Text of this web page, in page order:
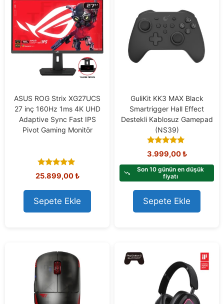
ASUS ROG Strix XG27UCS
27 inç 160Hz 1ms 4K UHD
Adaptive Sync Fast IPS
Pivot Gaming Monitör
5.00
out of 5
25.899,00₺
Sepete Ekle
GuliKit KK3 MAX Black
Smartrigger Hall Effect
Destekli Kablosuz Gamepad
(NS39)
4.82
out of 5
3.999,00₺
Son 10 günün en düşük
fiyatı
Sepete Ekle